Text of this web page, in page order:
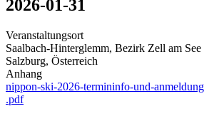
2026-01-31
Veranstaltungsort
Saalbach-Hinterglemm, Bezirk Zell am See
Salzburg, Österreich
Anhang
nippon-ski-2026-termininfo-und-anmeldung
.pdf